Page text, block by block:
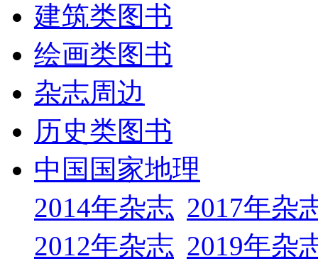
建筑类图书
绘画类图书
杂志周边
历史类图书
中国国家地理
2014年杂志 2017年杂
2012年杂志 2019年杂